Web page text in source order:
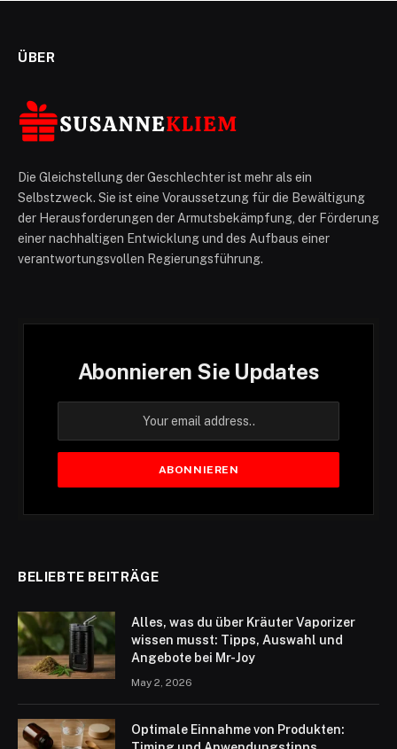
ÜBER
Die Gleichstellung der Geschlechter ist mehr als ein
Selbstzweck. Sie ist eine Voraussetzung für die Bewältigung
der Herausforderungen der Armutsbekämpfung, der Förderung
einer nachhaltigen Entwicklung und des Aufbaus einer
verantwortungsvollen Regierungsführung.
Abonnieren Sie Updates
BELIEBTE BEITRÄGE
Alles, was du über Kräuter Vaporizer
wissen musst: Tipps, Auswahl und
Angebote bei Mr-Joy
May 2, 2026
Optimale Einnahme von Produkten: